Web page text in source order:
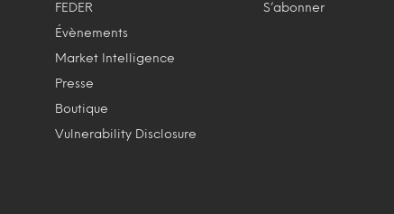
FEDER
Évènements
Market Intelligence
Presse
Boutique
Vulnerability Disclosure
S’abonner